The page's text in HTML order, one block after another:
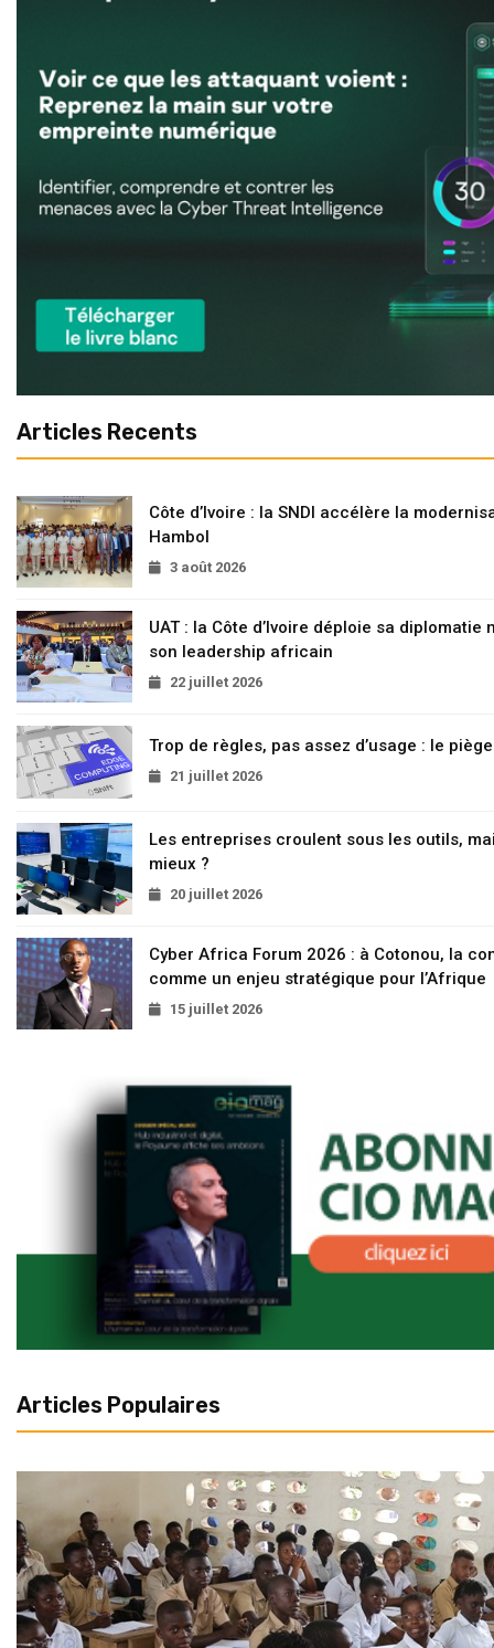
Articles Recents
Côte d’Ivoire : la SNDI accélère la
Hambol
3 août 2026
UAT : la Côte d’Ivoire déploie sa
son leadership africain
22 juillet 2026
Trop de règles, pas assez d’usage : le
21 juillet 2026
Les entreprises croulent sous les outils,
mieux ?
20 juillet 2026
Cyber Africa Forum 2026 : à Cotonou, la
comme un enjeu stratégique pour l’Afrique
15 juillet 2026
Articles Populaires